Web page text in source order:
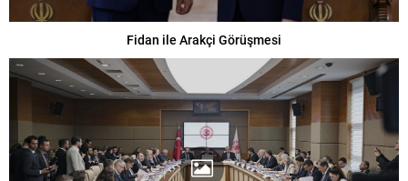
Fidan ile Arakçi Görüşmesi